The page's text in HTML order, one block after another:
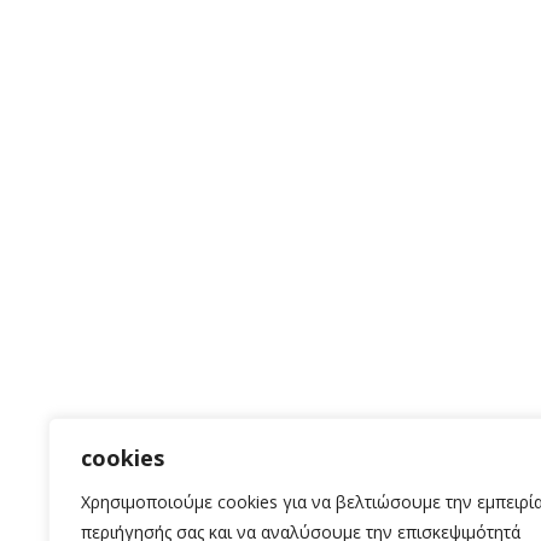
cookies
Χρησιμοποιούμε cookies για να βελτιώσουμε την
περιήγησής σας και να αναλύσουμε την επισκεψιμότητά